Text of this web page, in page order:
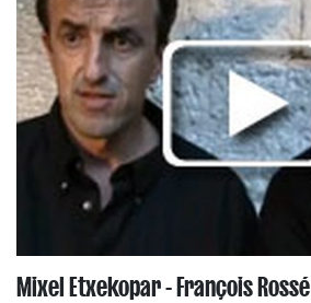
Mixel Etxekopar - François Rossé